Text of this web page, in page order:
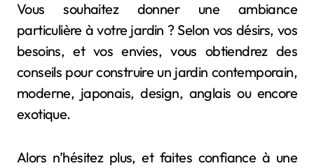
Vous souhaitez donner une ambiance
particulière à votre jardin ? Selon vos désirs, vos
besoins, et vos envies, vous obtiendrez des
conseils pour construire un jardin contemporain,
moderne, japonais, design, anglais ou encore
exotique.
Alors n’hésitez plus, et faites confiance à une